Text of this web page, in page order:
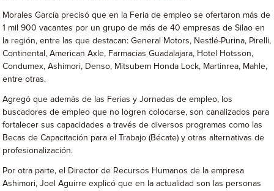
Morales García precisó que en la Feria de empleo se ofertaron más de
1 mil 900 vacantes por un grupo de más de 40 empresas de Silao en
la región, entre las que destacan: General Motors, Nestlé-Purina, Pirelli,
Continental, American Axle, Farmacias Guadalajara, Hotel Hotsson,
Condumex, Ashimori, Denso, Mitsubem Honda Lock, Martinrea, Mahle,
entre otras.
Agregó que además de las Ferias y Jornadas de empleo, los
buscadores de empleo que no logren colocarse, son canalizados para
fortalecer sus capacidades a través de diversos programas como las
Becas de Capacitación para el Trabajo (Bécate) y otras alternativas de
profesionalización.
Por otra parte, el Director de Recursos Humanos de la empresa
Ashimori, Joel Aguirre explicó que en la actualidad son las personas